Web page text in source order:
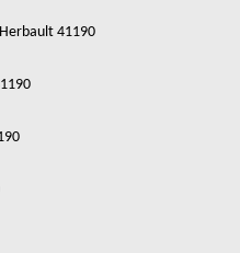
41190